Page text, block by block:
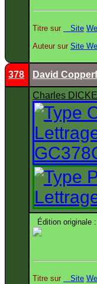
Titre sur Site
Auteur sur Site
378 David
Charles
Édition originale :
Titre sur Site